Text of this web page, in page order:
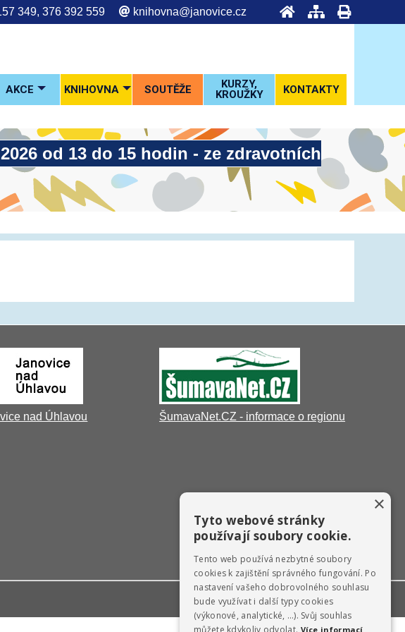
349, 376 392 559 knihovna@janovice.cz
AKCE KNIHOVNA SOUTĚŽE
KURZY,
KROUŽKY
KONTAKTY
od 13 do 15 hodin - ze zdravotních
nad Úhlavou ŠumavaNet.CZ - informace o regionu
Webdesign & hosting:ŠumavaNet.CZ
×
Tyto webové stránky
používají soubory cookie.
Tento web používá nezbytné soubory
cookies k zajištění správného fungování. Po
nastavení vašeho dobrovolného souhlasu
bude využívat i další typy cookies
(výkonové, analytické, …). Svůj souhlas
můžete kdykoliv odvolat. Více informací